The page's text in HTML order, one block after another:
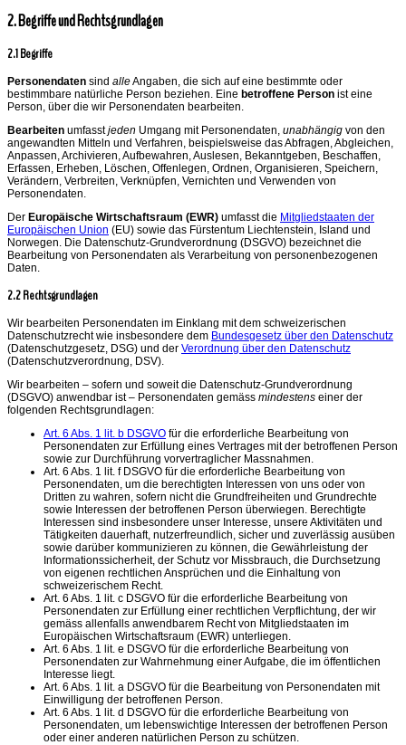
2. Begriffe und Rechtsgrundlagen
2.1 Begriffe
Personendaten sind alleAngaben, die sich auf eine bestimmte oder
bestimmbare natürliche Person beziehen. Eine betroffene Person ist eine
Person, über die wir Personendaten bearbeiten.
Bearbeiten umfasstjeden Umgang mit Personendaten, unabhängig von den
angewandten Mitteln und Verfahren, beispielsweise das Abfragen, Abgleichen,
Anpassen, Archivieren, Aufbewahren, Auslesen, Bekanntgeben, Beschaffen,
Erfassen, Erheben, Löschen, Offenlegen, Ordnen, Organisieren, Speichern,
Verändern, Verbreiten, Verknüpfen, Vernichten und Verwenden von
Personendaten.
Der Europäische Wirtschaftsraum (EWR) umfasst die Mitgliedstaaten der
Europäischen Union (EU) sowie das Fürstentum Liechtenstein, Island und
Norwegen. Die Datenschutz-Grundverordnung (DSGVO) bezeichnet die
Bearbeitung von Personendaten als Verarbeitung von personenbezogenen
Daten.
2.2 Rechtsgrundlagen
Wir bearbeiten Personendaten im Einklang mit dem schweizerischen
Datenschutzrecht wie insbesondere dem Bundesgesetz über den Datenschutz
(Datenschutzgesetz, DSG) und der Verordnung über den Datenschutz
(Datenschutzverordnung, DSV).
Wir bearbeiten – sofern und soweit die Datenschutz-Grundverordnung
(DSGVO) anwendbar ist – Personendaten gemäss mindestens einer der
folgenden Rechtsgrundlagen:
Art. 6 Abs. 1 lit. b DSGVO für die erforderliche Bearbeitung von
Personendaten zur Erfüllung eines Vertrages mit der betroffenen Person
sowie zur Durchführung vorvertraglicher Massnahmen.
Art. 6 Abs. 1 lit. f DSGVO für die erforderliche Bearbeitung von
Personendaten, um die berechtigten Interessen von uns oder von
Dritten zu wahren, sofern nicht die Grundfreiheiten und Grundrechte
sowie Interessen der betroffenen Person überwiegen. Berechtigte
Interessen sind insbesondere unser Interesse, unsere Aktivitäten und
Tätigkeiten dauerhaft, nutzerfreundlich, sicher und zuverlässig ausüben
sowie darüber kommunizieren zu können, die Gewährleistung der
Informationssicherheit, der Schutz vor Missbrauch, die Durchsetzung
von eigenen rechtlichen Ansprüchen und die Einhaltung von
schweizerischem Recht.
Art. 6 Abs. 1 lit. c DSGVO für die erforderliche Bearbeitung von
Personendaten zur Erfüllung einer rechtlichen Verpflichtung, der wir
gemäss allenfalls anwendbarem Recht von Mitgliedstaaten im
Europäischen Wirtschaftsraum (EWR) unterliegen.
Art. 6 Abs. 1 lit. e DSGVO für die erforderliche Bearbeitung von
Personendaten zur Wahrnehmung einer Aufgabe, die im öffentlichen
Interesse liegt.
Art. 6 Abs. 1 lit. a DSGVO für die Bearbeitung von Personendaten mit
Einwilligung der betroffenen Person.
Art. 6 Abs. 1 lit. d DSGVO für die erforderliche Bearbeitung von
Personendaten, um lebenswichtige Interessen der betroffenen Person
oder einer anderen natürlichen Person zu schützen.